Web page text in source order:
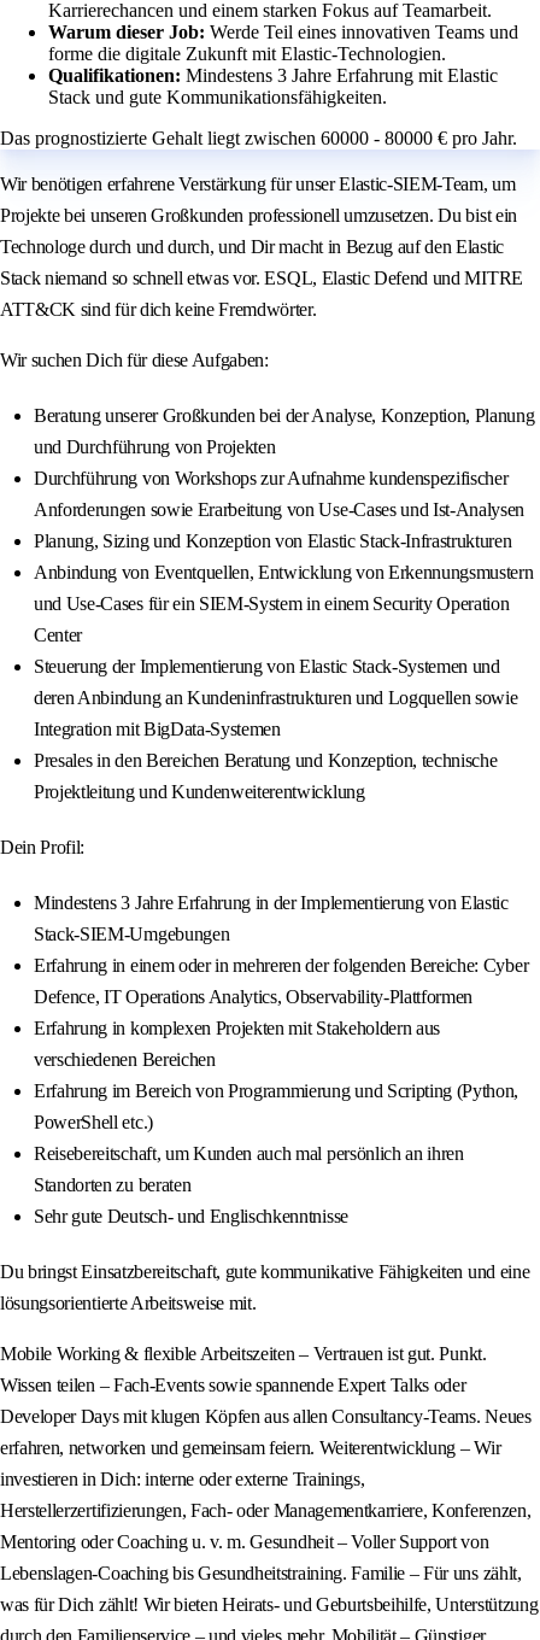
Karrierechancen und einem starken Fokus auf Teamarbeit.
Warum dieser Job: Werde Teil eines innovativen Teams und
forme die digitale Zukunft mit Elastic-Technologien.
Qualifikationen: Mindestens 3 Jahre Erfahrung mit Elastic
Stack und gute Kommunikationsfähigkeiten.
Das prognostizierte Gehalt liegt zwischen 60000 - 80000 € pro Jahr.
Wir benötigen erfahrene Verstärkung für unser Elastic-SIEM-Team, um
Projekte bei unseren Großkunden professionell umzusetzen. Du bist ein
Technologe durch und durch, und Dir macht in Bezug auf den Elastic
Stack niemand so schnell etwas vor. ESQL, Elastic Defend und MITRE
ATT&CK sind für dich keine Fremdwörter.
Wir suchen Dich für diese Aufgaben:
Beratung unserer Großkunden bei der Analyse, Konzeption, Planung
und Durchführung von Projekten
Durchführung von Workshops zur Aufnahme kundenspezifischer
Anforderungen sowie Erarbeitung von Use-Cases und Ist-Analysen
Planung, Sizing und Konzeption von Elastic Stack-Infrastrukturen
Anbindung von Eventquellen, Entwicklung von Erkennungsmustern
und Use-Cases für ein SIEM-System in einem Security Operation
Center
Steuerung der Implementierung von Elastic Stack-Systemen und
deren Anbindung an Kundeninfrastrukturen und Logquellen sowie
Integration mit BigData-Systemen
Presales in den Bereichen Beratung und Konzeption, technische
Projektleitung und Kundenweiterentwicklung
Dein Profil:
Mindestens 3 Jahre Erfahrung in der Implementierung von Elastic
Stack-SIEM-Umgebungen
Erfahrung in einem oder in mehreren der folgenden Bereiche: Cyber
Defence, IT Operations Analytics, Observability-Plattformen
Erfahrung in komplexen Projekten mit Stakeholdern aus
verschiedenen Bereichen
Erfahrung im Bereich von Programmierung und Scripting (Python,
PowerShell etc.)
Reisebereitschaft, um Kunden auch mal persönlich an ihren
Standorten zu beraten
Sehr gute Deutsch- und Englischkenntnisse
Du bringst Einsatzbereitschaft, gute kommunikative Fähigkeiten und eine
lösungsorientierte Arbeitsweise mit.
Mobile Working & flexible Arbeitszeiten – Vertrauen ist gut. Punkt.
Wissen teilen – Fach-Events sowie spannende Expert Talks oder
Developer Days mit klugen Köpfen aus allen Consultancy-Teams. Neues
erfahren, networken und gemeinsam feiern. Weiterentwicklung – Wir
investieren in Dich: interne oder externe Trainings,
Herstellerzertifizierungen, Fach- oder Managementkarriere, Konferenzen,
Mentoring oder Coaching u. v. m. Gesundheit – Voller Support von
Lebenslagen-Coaching bis Gesundheitstraining. Familie – Für uns zählt,
was für Dich zählt! Wir bieten Heirats- und Geburtsbeihilfe, Unterstützung